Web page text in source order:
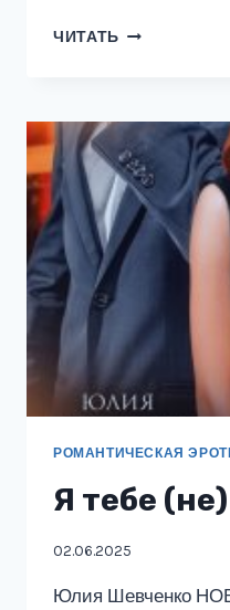
ЧИТАТЬ НАСЛЕДНИК
РОМАНТИЧЕСКАЯ
Я тебе
02.06.2025
Юлия Шевченко